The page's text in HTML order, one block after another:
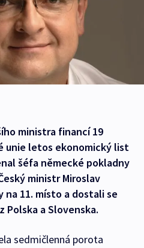
ministra financí 19
unie letos ekonomický list
šéfa německé pokladny
ministr Miroslav
11. místo a dostali se
Polska a Slovenska.
sedmičlenná porota